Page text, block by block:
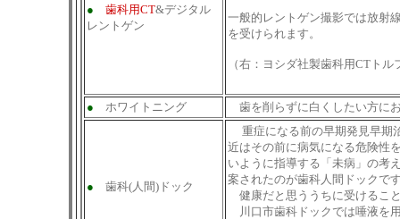
● 歯科用CT&デジタル
レントゲン
一般的レントゲン撮影では放射
を受けられます。
（右：ヨシダ社製歯科用CTト
● ホワイトニング 歯を削らずに白くしたい方に
● 歯科(人間)ドック
重症になる前の早期発見早期
近はその前に病気になる危険性
いように指導する「未病」の考
案されたのが歯科人間ドックで
健康だと思ううちに受けるこ
川口市歯科ドックでは唾液を